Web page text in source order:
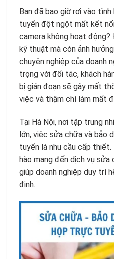
Bạn đã bao giờ rơi vào
tuyến đột ngột mất kết
camera không hoạt động?
kỹ thuật mà còn ảnh
chuyên nghiệp của doanh
trọng với đối tác, khách
bị gián đoạn sẽ gây mất
việc và thậm chí làm mất
Tại Hà Nội, nơi tập trung
lớn, việc sửa chữa và bảo
tuyến là nhu cầu cấp
hào mang đến dịch vụ sửa
giúp doanh nghiệp duy trì
định.